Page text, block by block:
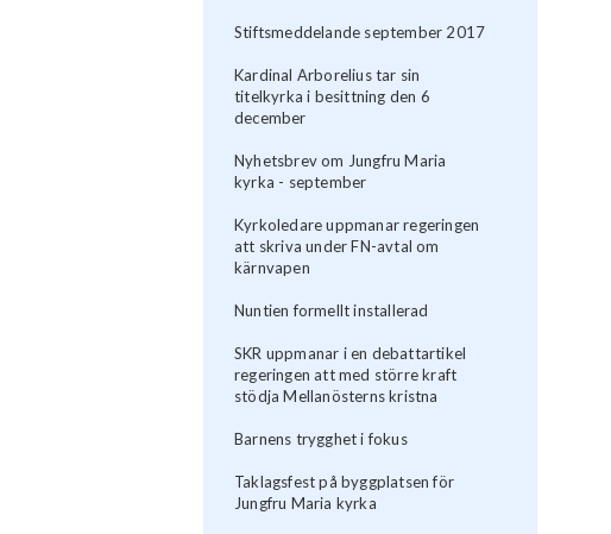
Stiftsmeddelande september 2017
Kardinal Arborelius tar sin
titelkyrka i besittning den 6
december
Nyhetsbrev om Jungfru Maria
kyrka - september
Kyrkoledare uppmanar regeringen
att skriva under FN-avtal om
kärnvapen
Nuntien formellt installerad
SKR uppmanar i en debattartikel
regeringen att med större kraft
stödja Mellanösterns kristna
Barnens trygghet i fokus
Taklagsfest på byggplatsen för
Jungfru Maria kyrka